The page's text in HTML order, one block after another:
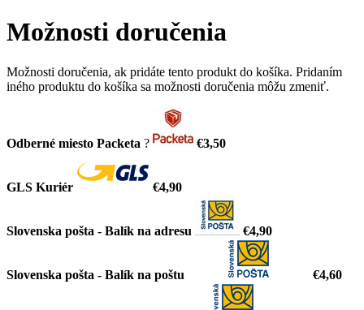
Možnosti doručenia
Možnosti doručenia, ak pridáte tento produkt do košíka. Pridaním
iného produktu do košíka sa možnosti doručenia môžu zmeniť.
Odberné miesto Packeta ? €3,50
GLS Kuriér €4,90
Slovenska pošta - Balík na adresu €4,90
Slovenska pošta - Balík na poštu €4,60